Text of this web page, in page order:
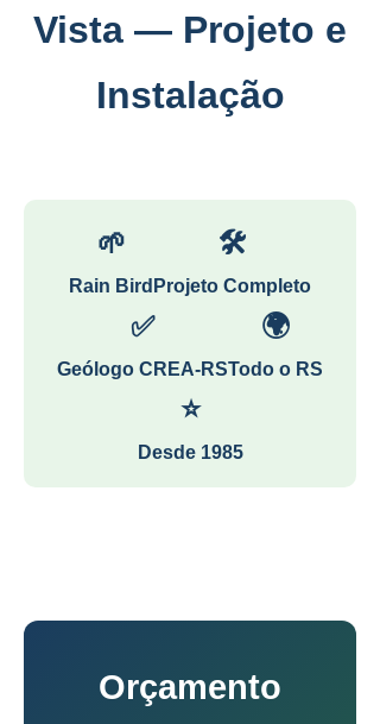
Vista — Projeto e
Instalação
🌱
Rain Bird
🛠
Projeto Completo
✅
Geólogo CREA-RS
🌍
Todo o RS
⭐
Desde 1985
Orçamento